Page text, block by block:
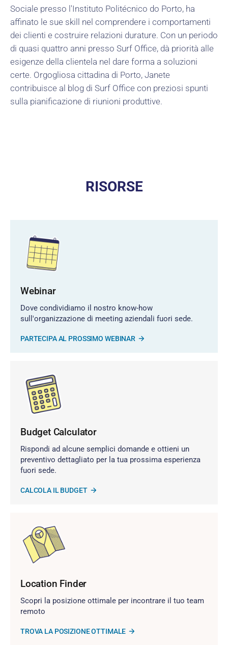
Sociale presso l'Instituto Politécnico do Porto, ha
affinato le sue skill nel comprendere i comportamenti
dei clienti e costruire relazioni durature. Con un periodo
di quasi quattro anni presso Surf Office, dà priorità alle
esigenze della clientela nel dare forma a soluzioni
certe. Orgogliosa cittadina di Porto, Janete
contribuisce al blog di Surf Office con preziosi spunti
sulla pianificazione di riunioni produttive.
RISORSE
Webinar
Dove condividiamo il nostro know-how
sull'organizzazione di meeting aziendali fuori sede.
PARTECIPA AL PROSSIMO WEBINAR
Budget Calculator
Rispondi ad alcune semplici domande e ottieni un
preventivo dettagliato per la tua prossima esperienza
fuori sede.
CALCOLA IL BUDGET
Location Finder
Scopri la posizione ottimale per incontrare il tuo team
remoto
TROVA LA POSIZIONE OTTIMALE